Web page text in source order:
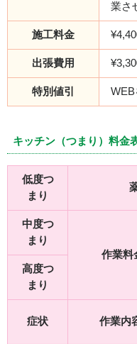
業さ
施工料金
出張費用
特別値引 WEB
キッチン（つまり）料金
低度つ
まり
中度つ
まり
作業料
高度つ
まり
症状 作業内